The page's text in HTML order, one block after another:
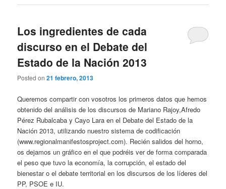
Los ingredientes de cada
discurso en el Debate del
Estado de la Nación 2013
Posted on21 febrero, 2013
Queremos compartir con vosotros los primeros datos que hemos
obtenido del análisis de los discursos de Mariano Rajoy,Afredo
Pérez Rubalcaba y Cayo Lara en el Debate del Estado de la
Nación 2013, utilizando nuestro sistema de codificación
(www.regionalmanifestosproject.com). Recién salidos del horno,
os dejamos un gráfico en el que podréis ver de forma comparada
el peso que tuvo la economía, la corrupción, el estado del
bienestar o el debate territorial en los discursos de los líderes del
PP, PSOE e IU.